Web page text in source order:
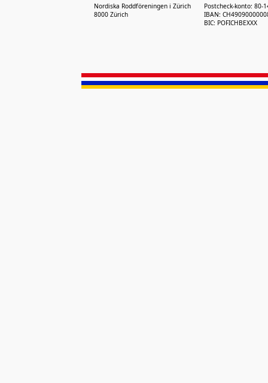
Nordiska Roddföreningen i Zürich
8000 Zürich
Postcheck-konto: 80-
IBAN:
BIC: POFICHBEXXX